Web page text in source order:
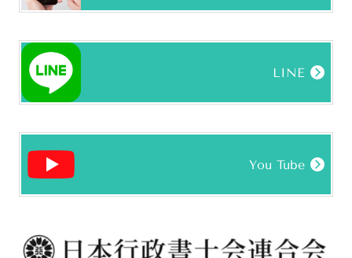
LINE
You Tube